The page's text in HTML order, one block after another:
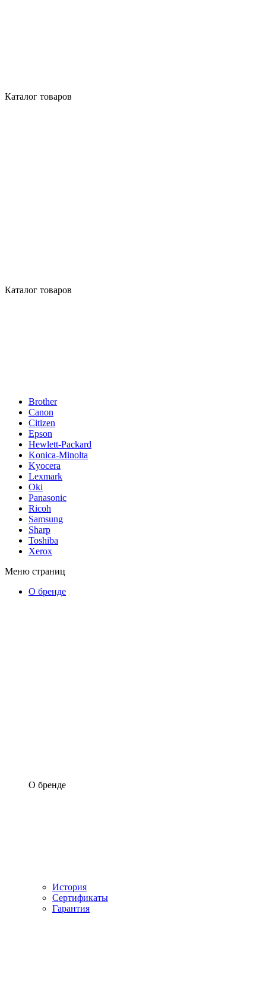
Каталог товаров
Каталог товаров
Brother
Canon
Citizen
Epson
Hewlett-Packard
Konica-Minolta
Kyocera
Lexmark
Oki
Panasonic
Ricoh
Samsung
Sharp
Toshiba
Xerox
Меню страниц
О бренде
О бренде
История
Сертификаты
Гарантия